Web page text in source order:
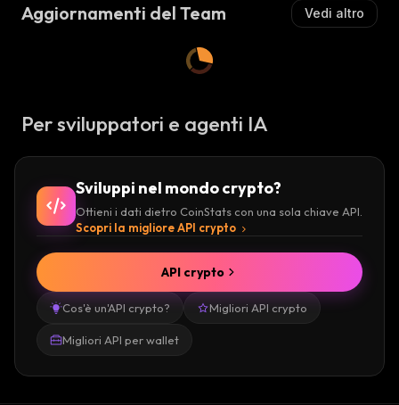
Aggiornamenti del Team Vedi altro
Per sviluppatori e agenti IA
Sviluppi nel mondo crypto?
Ottieni i dati dietro CoinStats con una sola chiave API.
Scopri la migliore API crypto
Cos'è un'API crypto? Migliori API crypto
Migliori API per wallet
API crypto